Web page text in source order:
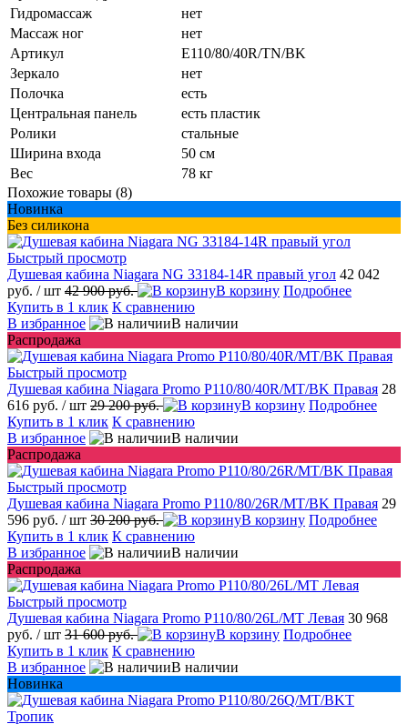
Гидромассаж
нет
Массаж ног
нет
Артикул
E110/80/40R/TN/BK
Зеркало
нет
Полочка
есть
Центральная панель
есть пластик
Ролики
стальные
Ширина входа
50 см
Вес
78 кг
Похожие товары (8)
Новинка
Без силикона
Быстрый просмотр
Душевая кабина Niagara NG 33184-14R правый угол 42 042
руб. / шт 42 900 руб. В корзину Подробнее
Купить в 1 клик К сравнению
В избранное
В наличии
Распродажа
Быстрый просмотр
Душевая кабина Niagara Promo P110/80/40R/MT/BK Правая 28
616 руб. / шт 29 200 руб. В корзину Подробнее
Купить в 1 клик К сравнению
В избранное
В наличии
Распродажа
Быстрый просмотр
Душевая кабина Niagara Promo P110/80/26R/MT/BK Правая 29
596 руб. / шт 30 200 руб. В корзину Подробнее
Купить в 1 клик К сравнению
В избранное
В наличии
Распродажа
Быстрый просмотр
Душевая кабина Niagara Promo P110/80/26L/MT Левая 30 968
руб. / шт 31 600 руб. В корзину Подробнее
Купить в 1 клик К сравнению
В избранное
В наличии
Новинка